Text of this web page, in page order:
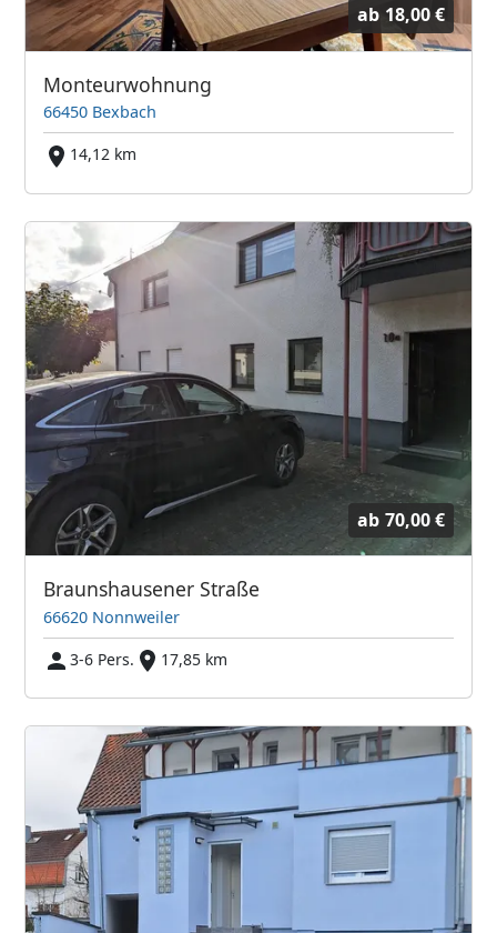
ab 18,00 €
Monteurwohnung
66450 Bexbach
14,12 km
ab 70,00 €
Braunshausener Straße
66620 Nonnweiler
3-6 Pers.
17,85 km